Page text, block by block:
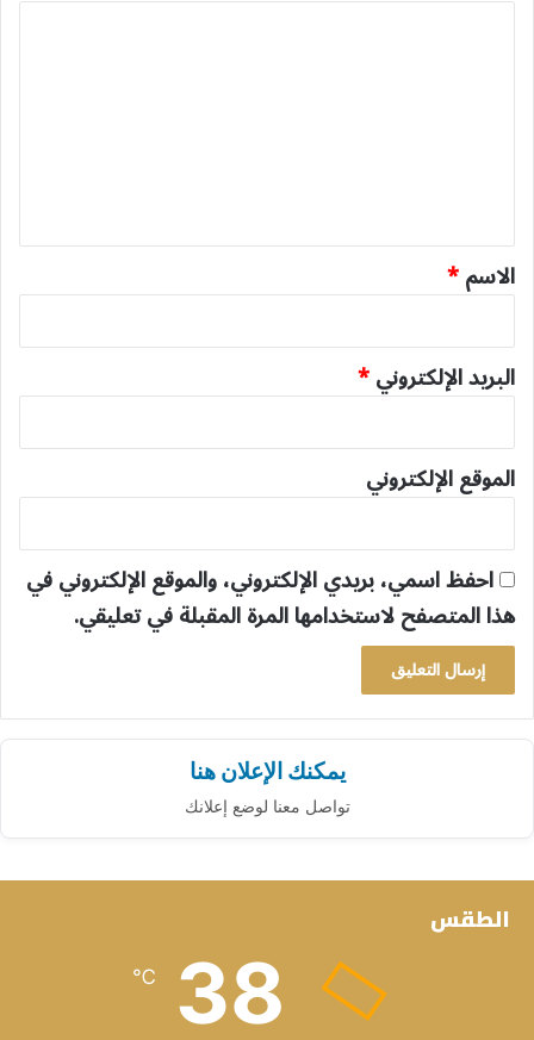
ق
*
الاسم*
البريد الإلكتروني*
الموقع الإلكتروني
احفظ اسمي، بريدي الإلكتروني، والموقع الإلكتروني في
هذا المتصفح لاستخدامها المرة المقبلة في تعليقي.
يمكنك الإعلان هنا
تواصل معنا لوضع إعلانك
الطقس
38
℃